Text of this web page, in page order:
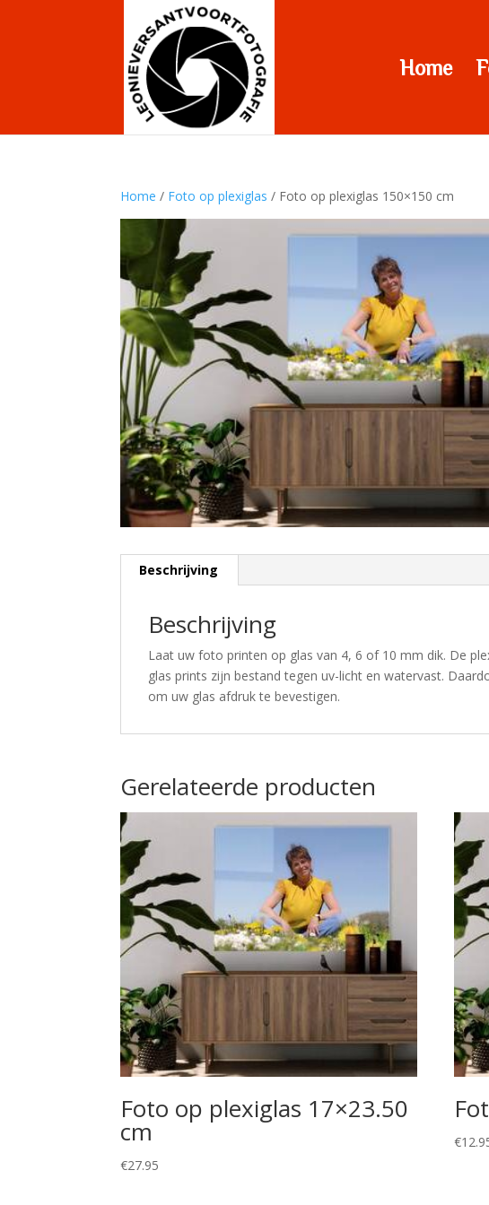
Home
Home / Foto op plexiglas / Foto op plexiglas 150×150 cm
Beschrijving
Beschrijving
Laat uw foto printen op glas van 4, 6 of 10 mm dik. De
glas prints zijn bestand tegen uv-licht en watervast.
om uw glas afdruk te bevestigen.
Gerelateerde producten
Foto op plexiglas 17×23.50
cm
€27.95
€